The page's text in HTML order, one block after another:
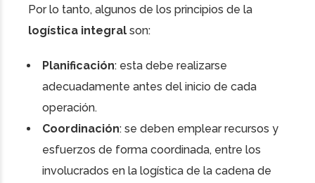
Por lo tanto, algunos de los principios de la
logística integral son:
Planificación: esta debe realizarse
adecuadamente antes del inicio de cada
operación.
Coordinación: se deben emplear recursos y
esfuerzos de forma coordinada, entre los
involucrados en la logística de la cadena de